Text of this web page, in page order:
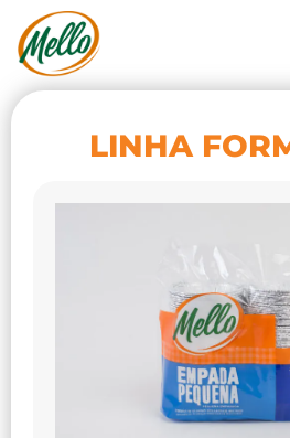
LINHA